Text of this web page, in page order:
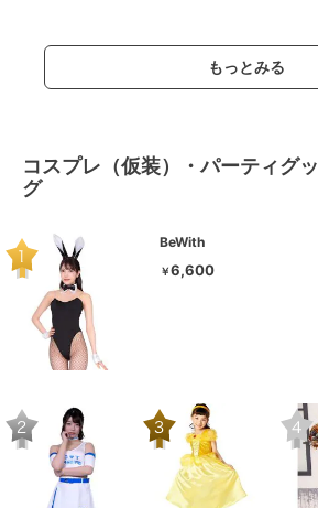
もっとみる
コスプレ（仮装）・パーティグ
グ
BeWith
￥6,600